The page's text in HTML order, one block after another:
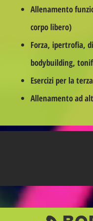
Allenamento
corpo libero)
Forza, ipertrofia,
bodybuilding,
Esercizi per la
Allenamento ad